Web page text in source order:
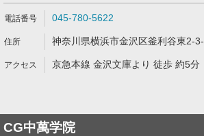
045-780-5622
神奈川県横浜市金沢区釜利谷東2-
京急本線 金沢文庫より 徒歩 約5分
CG中萬学院